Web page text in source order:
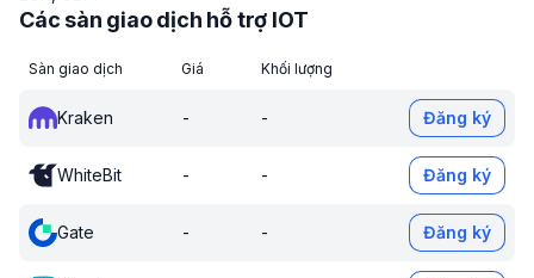
Các sàn giao dịch hỗ trợ IOT
Sàn giao dịch Giá Khối lượng
Kraken - - Đăng ký
WhiteBit - - Đăng ký
Gate - - Đăng ký